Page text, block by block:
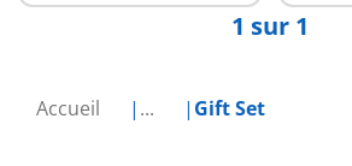
Accueil ... Gift Set
1 sur 1